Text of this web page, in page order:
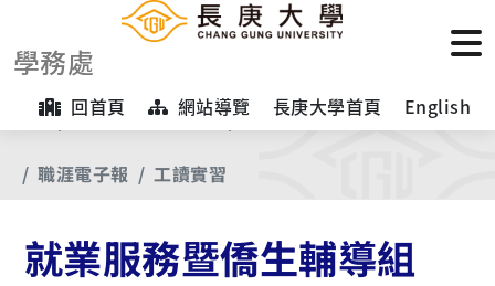
學務處
回首頁 網站導覽 長庚大學首頁 English
首頁 【業務項目專區】
就業服務暨僑生輔導組
職涯電子報
工讀實習
就業服務暨僑生輔導組